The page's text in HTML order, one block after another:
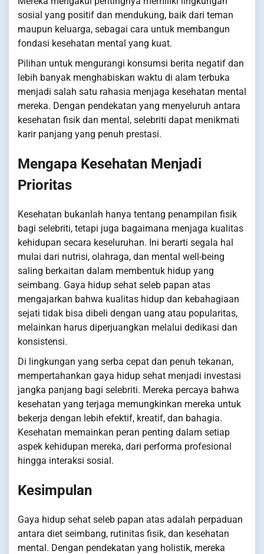
sosial yang positif dan mendukung, baik dari teman
maupun keluarga, sebagai cara untuk membangun
fondasi kesehatan mental yang kuat.
Pilihan untuk mengurangi konsumsi berita negatif dan
lebih banyak menghabiskan waktu di alam terbuka
menjadi salah satu rahasia menjaga kesehatan mental
mereka. Dengan pendekatan yang menyeluruh antara
kesehatan fisik dan mental, selebriti dapat menikmati
karir panjang yang penuh prestasi.
Mengapa Kesehatan Menjadi
Prioritas
Kesehatan bukanlah hanya tentang penampilan fisik
bagi selebriti, tetapi juga bagaimana menjaga kualitas
kehidupan secara keseluruhan. Ini berarti segala hal
mulai dari nutrisi, olahraga, dan mental well-being
saling berkaitan dalam membentuk hidup yang
seimbang. Gaya hidup sehat seleb papan atas
mengajarkan bahwa kualitas hidup dan kebahagiaan
sejati tidak bisa dibeli dengan uang atau popularitas,
melainkan harus diperjuangkan melalui dedikasi dan
konsistensi.
Di lingkungan yang serba cepat dan penuh tekanan,
mempertahankan gaya hidup sehat menjadi investasi
jangka panjang bagi selebriti. Mereka percaya bahwa
kesehatan yang terjaga memungkinkan mereka untuk
bekerja dengan lebih efektif, kreatif, dan bahagia.
Kesehatan memainkan peran penting dalam setiap
aspek kehidupan mereka, dari performa profesional
hingga interaksi sosial.
Kesimpulan
Gaya hidup sehat seleb papan atas adalah perpaduan
antara diet seimbang, rutinitas fisik, dan kesehatan
mental. Dengan pendekatan yang holistik, mereka